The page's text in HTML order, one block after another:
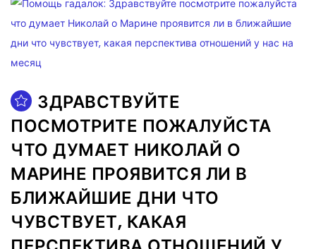
ЗДРАВСТВУЙТЕ
ПОСМОТРИТЕ ПОЖАЛУЙСТА
ЧТО ДУМАЕТ НИКОЛАЙ О
МАРИНЕ ПРОЯВИТСЯ ЛИ В
БЛИЖАЙШИЕ ДНИ ЧТО
ЧУВСТВУЕТ, КАКАЯ